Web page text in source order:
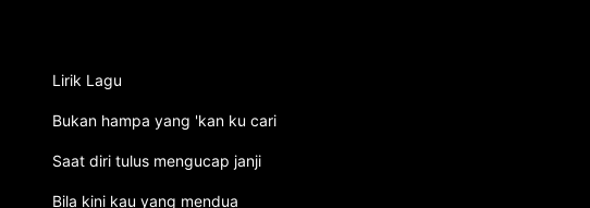
Lirik Lagu
Bukan hampa yang 'kan ku cari
Saat diri tulus mengucap janji
Bila kini kau yang mendua